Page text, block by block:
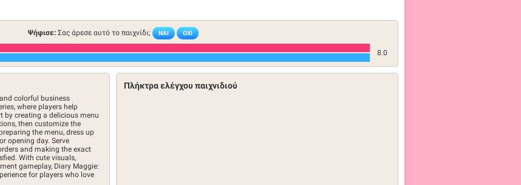
Ψήφισε:Σας άρεσε αυτό το παιχνίδι; ΝΑΙ ΌΧΙ
8.0
colorful business
where players help
by creating a delicious menu
then customize the
the menu, dress up
opening day. Serve
and making the exact
With cute visuals,
gameplay, Diary Maggie:
for players who love
Πλήκτρα ελέγχου παιχνιδιού